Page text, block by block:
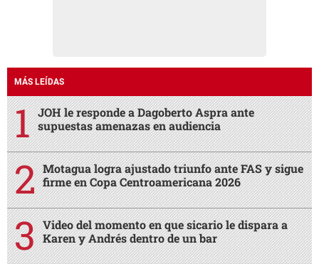
MÁS LEÍDAS
JOH le responde a Dagoberto Aspra ante
supuestas amenazas en audiencia
Motagua logra ajustado triunfo ante FAS y sigue
firme en Copa Centroamericana 2026
Video del momento en que sicario le dispara a
Karen y Andrés dentro de un bar